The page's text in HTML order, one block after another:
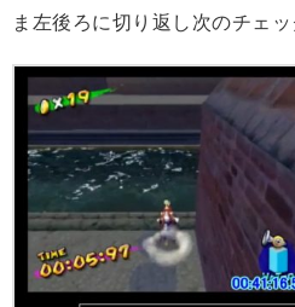
ま左後ろに切り返し次のチェッ